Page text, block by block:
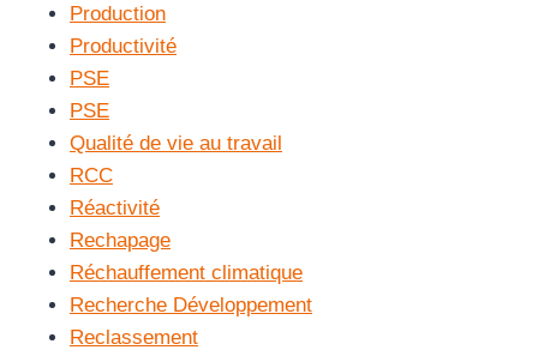
Production
Productivité
PSE
PSE
Qualité de vie au travail
RCC
Réactivité
Rechapage
Réchauffement climatique
Recherche Développement
Reclassement